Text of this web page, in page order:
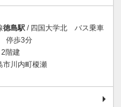
徳島駅 / 四国大学北 バス乗車
停歩3分
2階建
市川内町榎瀬